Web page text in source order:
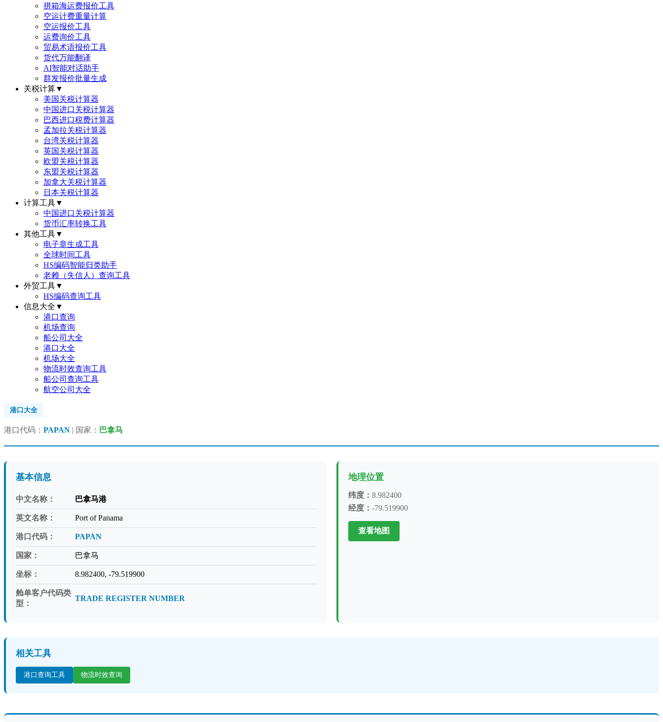
拼箱海运费报价工具
空运计费重量计算
空运报价工具
运费询价工具
贸易术语报价工具
货代万能翻译
AI智能对话助手
群发报价批量生成
关税计算▼
美国关税计算器
中国进口关税计算器
巴西进口税费计算器
孟加拉关税计算器
台湾关税计算器
英国关税计算器
欧盟关税计算器
东盟关税计算器
加拿大关税计算器
日本关税计算器
计算工具▼
中国进口关税计算器
货币汇率转换工具
其他工具▼
电子章生成工具
全球时间工具
HS编码智能归类助手
老赖（失信人）查询工具
外贸工具▼
HS编码查询工具
信息大全 ▼
港口查询
机场查询
船公司大全
港口大全
机场大全
物流时效查询工具
船公司查询工具
航空公司大全
港口大全
港口代码： PAPAN | 国家： 巴拿马
基本信息
中文名称： 巴拿马港
英文名称： Port of Panama
港口代码： PAPAN
国家： 巴拿马
坐标： 8.982400, -79.519900
舱单客户代码类
型：
TRADE REGISTER NUMBER
地理位置
纬度： 8.982400
经度： -79.519900
查看地图
相关工具
港口查询工具 物流时效查询